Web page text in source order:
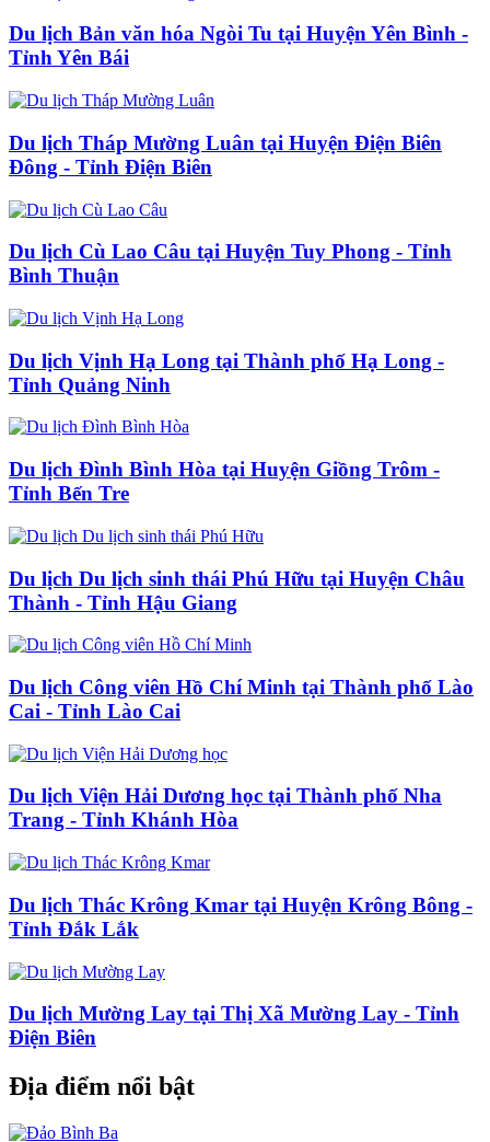
Du lịch Bản văn hóa Ngòi Tu tại Huyện Yên Bình -
Tỉnh Yên Bái
Du lịch Tháp Mường Luân tại Huyện Điện Biên
Đông - Tỉnh Điện Biên
Du lịch Cù Lao Câu tại Huyện Tuy Phong - Tỉnh
Bình Thuận
Du lịch Vịnh Hạ Long tại Thành phố Hạ Long -
Tỉnh Quảng Ninh
Du lịch Đình Bình Hòa tại Huyện Giồng Trôm -
Tỉnh Bến Tre
Du lịch Du lịch sinh thái Phú Hữu tại Huyện Châu
Thành - Tỉnh Hậu Giang
Du lịch Công viên Hồ Chí Minh tại Thành phố Lào
Cai - Tỉnh Lào Cai
Du lịch Viện Hải Dương học tại Thành phố Nha
Trang - Tỉnh Khánh Hòa
Du lịch Thác Krông Kmar tại Huyện Krông Bông -
Tỉnh Đắk Lắk
Du lịch Mường Lay tại Thị Xã Mường Lay - Tỉnh
Điện Biên
Địa điểm nổi bật